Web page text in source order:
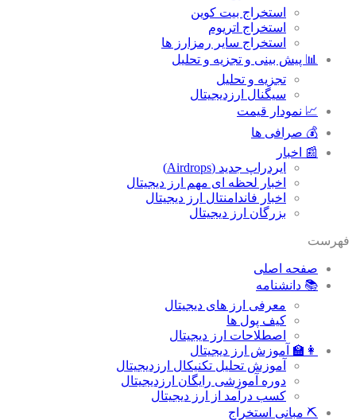
استخراج بیت کوین
استخراج اتریوم
استخراج سایر رمزارز ها
📊 پیش بینی و تجزیه و تحلیل
تجزیه و تحلیل
سیگنال ارزدیجیتال
📈 نمودار قیمت
💰 صرافی ها
📰 اخبار
ایردراپ جدید (Airdrops)
اخبار لحظه ای مهم ارز دیجیتال
اخبار فاندامنتال ارز دیجیتال
بزرگان ارز دیجیتال
فهرست
صفحه اصلی
📚 دانشنامه
معرفی ارز های دیجیتال
کیف پول ها
اصطلاحات ارز دیجیتال
👩‍🏫 آموزش ارز دیجیتال
آموزش تحلیل تکنیکال ارزدیجیتال
دوره آموزشی رایگان ارزدیجیتال
کسب درآمد از ارز دیجیتال
⛏ مبانی استخراج